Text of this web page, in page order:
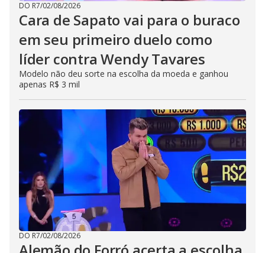
DO R7/02/08/2026
Cara de Sapato vai para o buraco
em seu primeiro duelo como
líder contra Wendy Tavares
Modelo não deu sorte na escolha da moeda e ganhou
apenas R$ 3 mil
DO R7/02/08/2026